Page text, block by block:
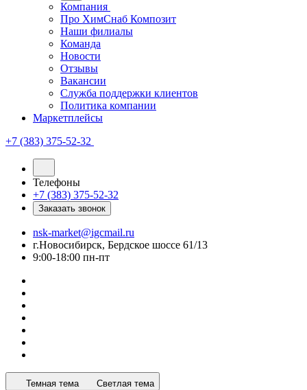
Компания
Про ХимСнаб Композит
Наши филиалы
Команда
Новости
Отзывы
Вакансии
Служба поддержки клиентов
Политика компании
Маркетплейсы
+7 (383) 375-52-32
Телефоны
+7 (383) 375-52-32
Заказать звонок
nsk-market@igcmail.ru
г.Новосибирск, Бердское шоссе 61/13
9:00-18:00 пн-пт
Темная тема Светлая тема